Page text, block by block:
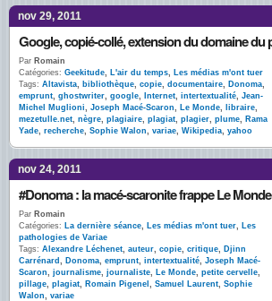
nov 29, 2011
Google, copié-collé, extension du domaine du
Par Romain
Catégories: Geekitude, L'air du temps, Les médias m'ont tuer
Tags: Altavista, bibliothèque, copie, documentaire, Donoma,
emprunt, ghostwriter, google, Internet, intertextualité, Jean-
Michel Muglioni, Joseph Macé-Scaron, Le Monde, libraire,
mezetulle.net, nègre, plagiaire, plagiat, plagier, plume, Rama
Yade, recherche, Sophie Walon, variae, Wikipedia, yahoo
nov 24, 2011
#Donoma : la macé-scaronite frappe Le Monde
Par Romain
Catégories: La dernière séance, Les médias m'ont tuer, Les
pathologies de Variae
Tags: Alexandre Léchenet, auteur, copie, critique, Djinn
Carrénard , Donoma, emprunt, intertextualité, Joseph Macé-
Scaron, journalisme, journaliste, Le Monde, petite cervelle,
pillage, plagiat, Romain Pigenel , Samuel Laurent, Sophie
Walon, variae